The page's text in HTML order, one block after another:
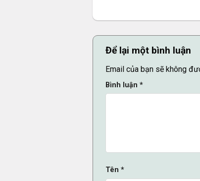
Để lại một bình luận
Email của bạn sẽ không
Bình luận *
Tên *